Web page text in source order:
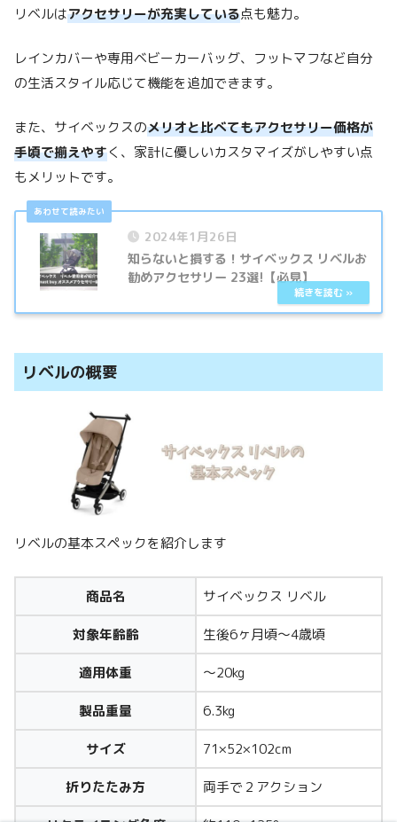
リベルはアクセサリーが充実している点も魅力。
レインカバーや専用ベビーカーバッグ、フットマフなど自分
の生活スタイル応じて機能を追加できます。
また、サイベックスのメリオと比べてもアクセサリー価格が
手頃で揃えやすく、家計に優しいカスタマイズがしやすい点
もメリットです。
2024年1月26日
知らないと損する！サイベックス リベルお
勧めアクセサリー 23選!【必見】
リベルの概要
リベルの基本スペックを紹介します
商品名 サイベックス リベル
対象年齢齢 生後6ヶ月頃〜4歳頃
適用体重 〜20kg
製品重量 6.3kg
サイズ 71×52×102cm
折りたたみ方 両手で２アクション